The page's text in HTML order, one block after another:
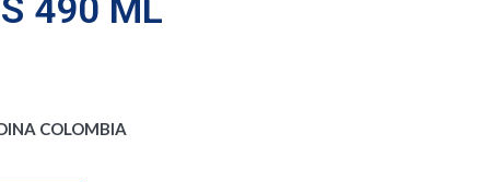
490 ML
COLOMBIA